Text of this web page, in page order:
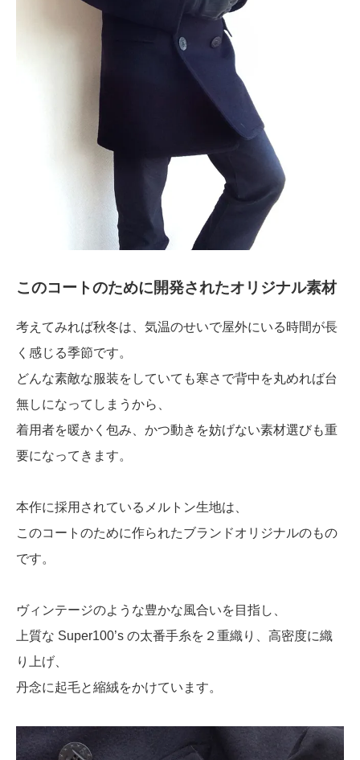
このコートのために開発されたオリジナル素材
考えてみれば秋冬は、気温のせいで屋外にいる時間が長
く感じる季節です。
どんな素敵な服装をしていても寒さで背中を丸めれば台
無しになってしまうから、
着用者を暖かく包み、かつ動きを妨げない素材選びも重
要になってきます。
本作に採用されているメルトン生地は、
このコートのために作られたブランドオリジナルのもの
です。
ヴィンテージのような豊かな風合いを目指し、
上質な Super100’s の太番手糸を２重織り、高密度に織
り上げ、
丹念に起毛と縮絨をかけています。